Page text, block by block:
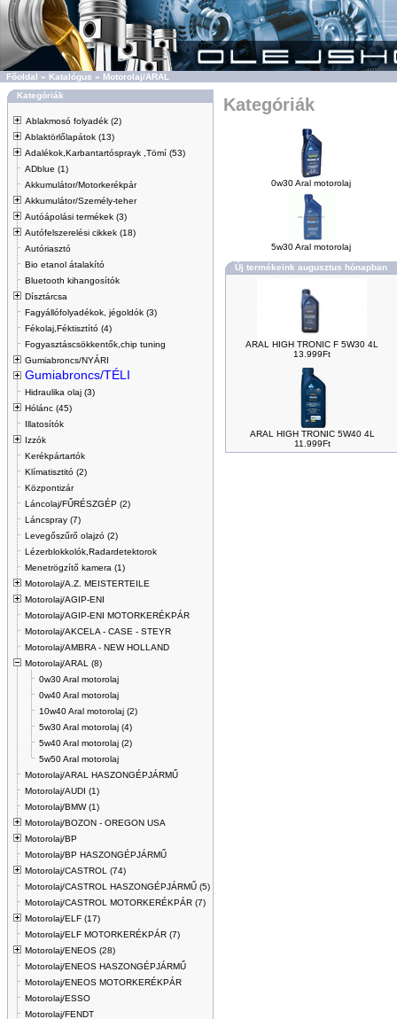
Főoldal » Katalógus » Motorolaj/ARAL
Kategóriák
Ablakmosó folyadék (2)
Ablaktörlőlapátok (13)
Adalékok,Karbantartósprayk ,Tömí (53)
ADblue (1)
Akkumulátor/Motorkerékpár
Akkumulátor/Személy-teher
Autóápolási termékek (3)
Autófelszerelési cikkek (18)
Autóriasztó
Bio etanol átalakító
Bluetooth kihangosítók
Dísztárcsa
Fagyállófolyadékok, jégoldók (3)
Fékolaj,Féktisztító (4)
Fogyasztáscsökkentők,chip tuning
Gumiabroncs/NYÁRI
Gumiabroncs/TÉLI
Hidraulika olaj (3)
Hólánc (45)
Illatosítók
Izzók
Kerékpártartók
Klímatisztitó (2)
Központizár
Láncolaj/FŰRÉSZGÉP (2)
Láncspray (7)
Levegőszűrő olajzó (2)
Lézerblokkolók,Radardetektorok
Menetrögzítő kamera (1)
Motorolaj/A.Z. MEISTERTEILE
Motorolaj/AGIP-ENI
Motorolaj/AGIP-ENI MOTORKERÉKPÁR
Motorolaj/AKCELA - CASE - STEYR
Motorolaj/AMBRA - NEW HOLLAND
Motorolaj/ARAL (8)
0w30 Aral motorolaj
0w40 Aral motorolaj
10w40 Aral motorolaj (2)
5w30 Aral motorolaj (4)
5w40 Aral motorolaj (2)
5w50 Aral motorolaj
Motorolaj/ARAL HASZONGÉPJÁRMŰ
Motorolaj/AUDI (1)
Motorolaj/BMW (1)
Motorolaj/BOZON - OREGON USA
Motorolaj/BP
Motorolaj/BP HASZONGÉPJÁRMŰ
Motorolaj/CASTROL (74)
Motorolaj/CASTROL HASZONGÉPJÁRMŰ (5)
Motorolaj/CASTROL MOTORKERÉKPÁR (7)
Motorolaj/ELF (17)
Motorolaj/ELF MOTORKERÉKPÁR (7)
Motorolaj/ENEOS (28)
Motorolaj/ENEOS HASZONGÉPJÁRMŰ
Motorolaj/ENEOS MOTORKERÉKPÁR
Motorolaj/ESSO
Motorolaj/FENDT
Kategóriák
0w30 Aral motorolaj
5w30 Aral motorolaj
Új termékeink augusztus hónapban
ARAL HIGH TRONIC F 5W30 4L
13.999Ft
ARAL HIGH TRONIC 5W40 4L
11.999Ft